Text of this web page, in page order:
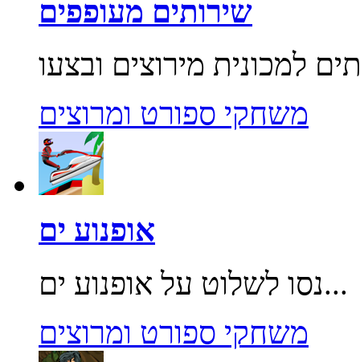
שירותים מעופפים
משחקי ספורט ומרוצים
אופנוע ים
נסו לשלוט על אופנוע ים...
משחקי ספורט ומרוצים